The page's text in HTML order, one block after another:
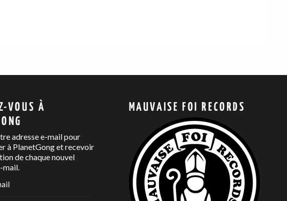
VOUS À
adresse e-mail pour
à PlanetGong et recevoir
de chaque nouvel
mail.
MAUVAISE FOI RECORDS